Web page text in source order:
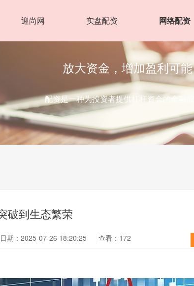
迎尚网 实盘配资 网络配资
放大资金，增加盈利可能
配资是一种为投资者提供杠杆资金的金融
破到生态繁荣
日期：2025-07-26 18:20:25 查看：172